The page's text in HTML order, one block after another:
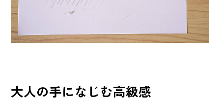
大人の手になじむ高級感